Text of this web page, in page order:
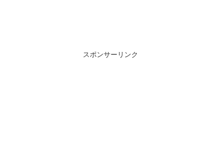
スポンサーリンク